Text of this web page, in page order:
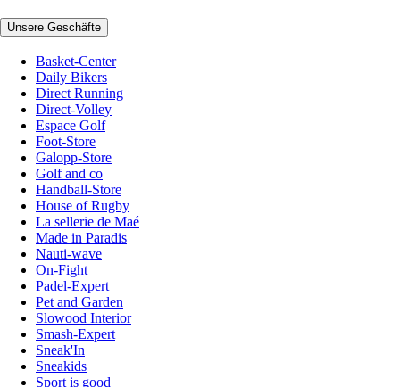
Unsere Geschäfte
Basket-Center
Daily Bikers
Direct Running
Direct-Volley
Espace Golf
Foot-Store
Galopp-Store
Golf and co
Handball-Store
House of Rugby
La sellerie de Maé
Made in Paradis
Nauti-wave
On-Fight
Padel-Expert
Pet and Garden
Slowood Interior
Smash-Expert
Sneak'In
Sneakids
Sport is good